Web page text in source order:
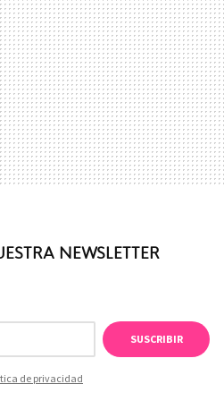
NEWSLETTER
SUSCRIBIR
de privacidad